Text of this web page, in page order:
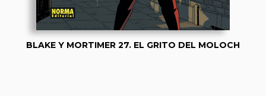
BLAKE Y MORTIMER 27. EL GRITO DEL MOLOCH